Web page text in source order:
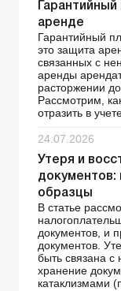
аренде
Гарантийный
это защита
связанных с
аренды
расторжении
Рассмотрим,
отразить в
24.07.2026
Утеря и
документов:
образцы
В статье
документов, и
документов.
быть связана с
хранение
катаклизмами